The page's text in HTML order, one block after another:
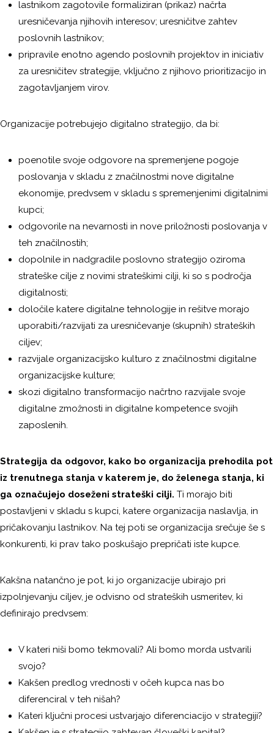
lastnikom zagotovile formaliziran (prikaz) načrta
uresničevanja njihovih interesov; uresničitve zahtev
poslovnih lastnikov;
pripravile enotno agendo poslovnih projektov in iniciativ
za uresničitev strategije, vključno z njihovo prioritizacijo in
zagotavljanjem virov.
Organizacije potrebujejo digitalno strategijo, da bi:
poenotile svoje odgovore na spremenjene pogoje
poslovanja v skladu z značilnostmi nove digitalne
ekonomije, predvsem v skladu s spremenjenimi digitalnimi
kupci;
odgovorile na nevarnosti in nove priložnosti poslovanja v
teh značilnostih;
dopolnile in nadgradile poslovno strategijo oziroma
strateške cilje z novimi strateškimi cilji, ki so s področja
digitalnosti;
določile katere digitalne tehnologije in rešitve morajo
uporabiti/razvijati za uresničevanje (skupnih) strateških
ciljev;
razvijale organizacijsko kulturo z značilnostmi digitalne
organizacijske kulture;
skozi digitalno transformacijo načrtno razvijale svoje
digitalne zmožnosti in digitalne kompetence svojih
zaposlenih.
Strategija da odgovor, kako bo organizacija prehodila pot
iz trenutnega stanja v katerem je, do želenega stanja, ki
ga označujejo doseženi strateški cilji. Ti morajo biti
postavljeni v skladu s kupci, katere organizacija naslavlja, in
pričakovanju lastnikov. Na tej poti se organizacija srečuje še s
konkurenti, ki prav tako poskušajo prepričati iste kupce.
Kakšna natančno je pot, ki jo organizacije ubirajo pri
izpolnjevanju ciljev, je odvisno od strateških usmeritev, ki
definirajo predvsem:
V kateri niši bomo tekmovali? Ali bomo morda ustvarili
svojo?
Kakšen predlog vrednosti v očeh kupca nas bo
diferenciral v teh nišah?
Kateri ključni procesi ustvarjajo diferenciacijo v strategiji?